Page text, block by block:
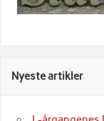
Nyeste artikler